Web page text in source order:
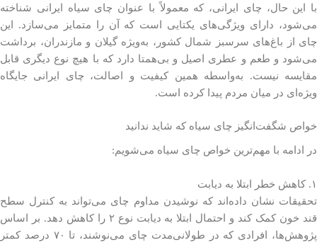
با این حال، چای ایرانی، که معمولاً با عنوان چای سیاه ایرانی شناخته
می‌شود، دارای ویژگی‌های یکتایی است که آن را متمایز می‌سازد. این
چای از باغ‌های سرسبز شمال کشور، به‌ویژه گیلان و مازندران، برداشت
می‌شود و طعم و عطری اصیل و بی‌همتا دارد که با هیچ نوع دیگری قابل
مقایسه نیست. به‌واسطه همین کیفیت و اصالت، چای ایرانی جایگاه
ویژه‌ای در میان مردم پیدا کرده است.
خواص شگفت‌انگیز چای سیاه که شاید ندانید
در ادامه با مهم‌ترین خواص چای سیاه می‌شویم:
۱. کاهش خطر ابتلا به دیابت
تحقیقات نشان داده‌اند که نوشیدن مداوم چای می‌تواند به کنترل سطح
قند خون کمک کند و احتمال ابتلا به دیابت نوع ۲ را کاهش دهد. بر اساس
پژوهش‌ها، افرادی که در طولانی‌مدت چای می‌نوشند، تا ۷۰ درصد کمتر